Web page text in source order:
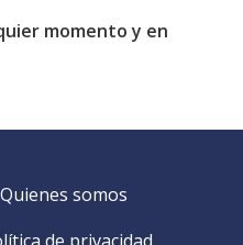
momento y en
Quienes somos